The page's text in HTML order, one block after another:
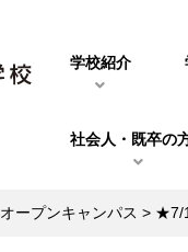
学校紹介
社会人・既卒の
オープンキャンパス > ★7/